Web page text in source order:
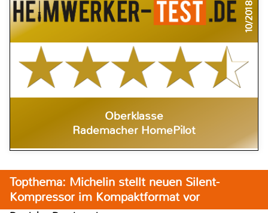
10/2018
Oberklasse
Rademacher HomePilot
Topthema: Michelin stellt neuen Silent-
Kompressor im Kompaktformat vor